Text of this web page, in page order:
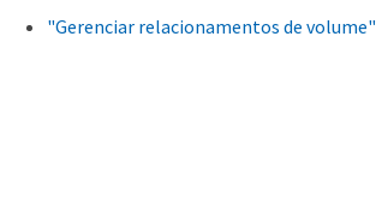
"Gerenciar relacionamentos de volume"